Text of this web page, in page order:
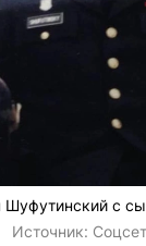
Шуфутинский с
Источник: